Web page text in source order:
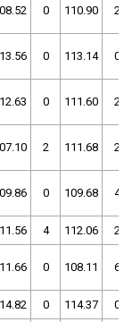
0 110.90 2
0 113.14 0
0 111.60 2
2 111.68 2
0 109.68 4
4 112.06 2
0 108.11 6
0 114.37 0